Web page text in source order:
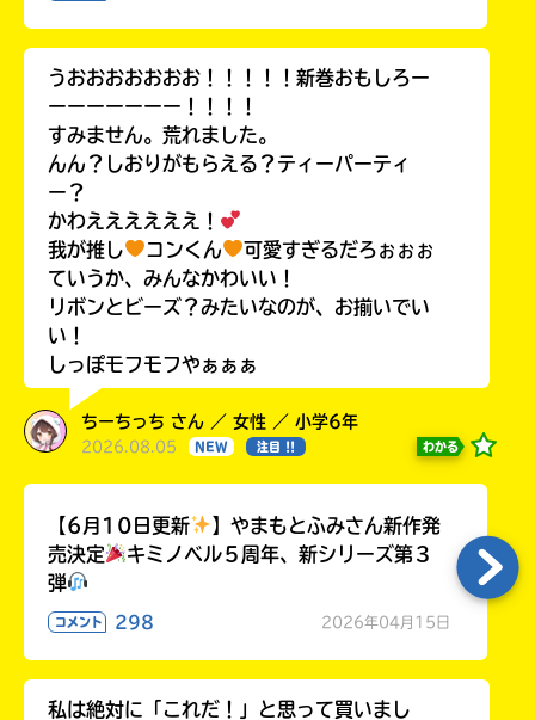
うおおおおおおお！！！！！新巻おもしろー
ーーーーーーー！！！！
すみません。荒れました。
んん？しおりがもらえる？ティーパーティ
ー？
かわええええええ！
我が推し
コンくん
可愛すぎるだろぉぉぉ
ていうか、みんなかわいい！
リボンとビーズ？みたいなのが、お揃いでい
い！
しっぽモフモフやぁぁぁ
ちーちっち さん ／ 女性 ／ 小学6年
2026.08.05 NEW 注目 !! わかる
【6月10日更新
】やまもとふみさん新作発
売決定
キミノベル５周年、新シリーズ第３
弾
コメント 298 2026年04月15日
私は絶対に「これだ！」と思って買いまし